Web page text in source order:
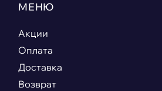
МЕНЮ
Акции
Оплата
Доставка
Возврат